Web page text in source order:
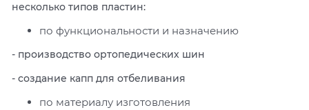
несколько типов пластин:
по функциональности и назначению
- производство ортопедических шин
- создание капп для отбеливания
по материалу изготовления